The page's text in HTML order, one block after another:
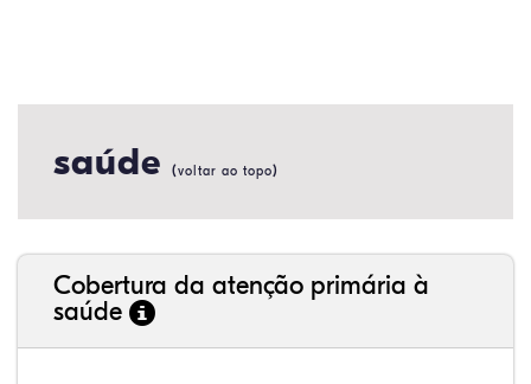
saúde (voltar ao topo)
Cobertura da atenção primária à
saúde